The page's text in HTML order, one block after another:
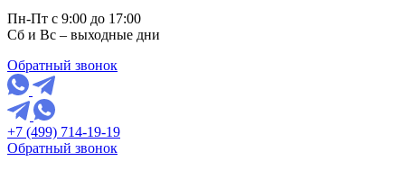
Пн-Пт с 9:00 до 17:00
Сб и Вс – выходные дни
Обратный звонок
+7 (499) 714-19-19
Обратный звонок